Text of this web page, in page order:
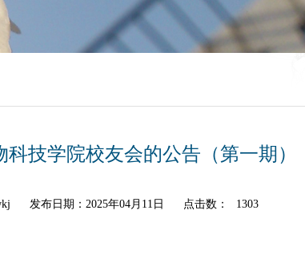
技学院校友会的公告（第一期）
发布日期：2025年04月11日 点击数： 1303